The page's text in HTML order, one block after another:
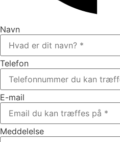
Navn
Telefon
E-mail
Meddelelse